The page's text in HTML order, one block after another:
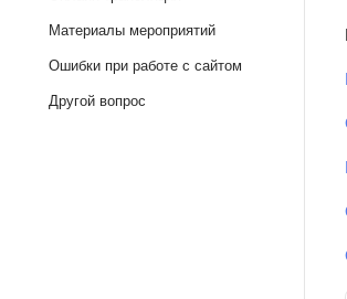
Материалы мероприятий
Ошибки при работе с сайтом
Другой вопрос